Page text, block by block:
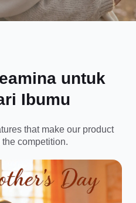
untuk
Ibumu
that make our product
competition.